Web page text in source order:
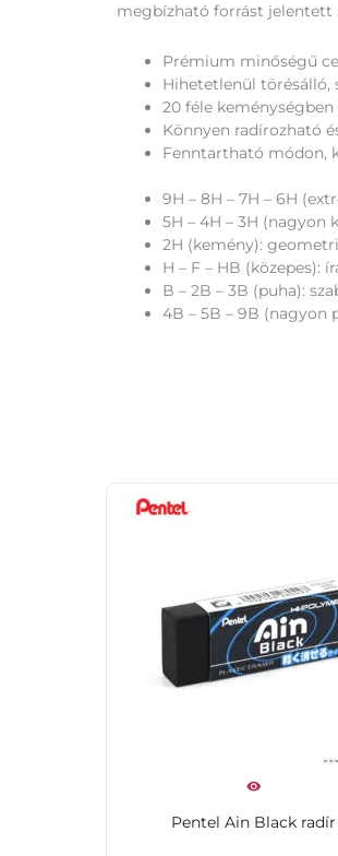
megbízható forrást jelentett
Prémium minőségű
Hihetetlenül
20 féle
Könnyen radírozható
Fenntartható módon,
9H – 8H – 7H – 6H
5H – 4H – 3H (nagyon
2H (kemény):
H – F – HB (közepes):
B – 2B – 3B (puha):
4B – 5B – 9B (nagyon
Pentel Ain Black radír